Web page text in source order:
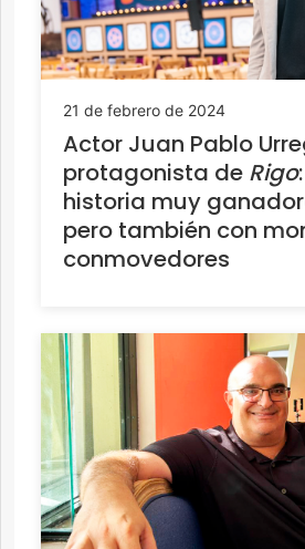
21 de febrero de 2024
Actor Juan Pablo
protagonista de Rigo
historia muy
pero también con
conmovedores